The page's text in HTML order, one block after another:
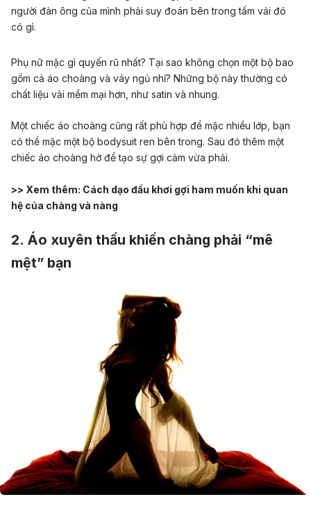
người đàn ông của mình phải suy đoán bên trong tấm vải đó
có gì.
Phụ nữ mặc gì quyến rũ nhất? Tại sao không chọn một bộ bao
gồm cả áo choàng và váy ngủ nhỉ? Những bộ này thường có
chất liệu vải mềm mại hơn, như satin và nhung.
Một chiếc áo choàng cũng rất phù hợp để mặc nhiều lớp, bạn
có thể mặc một bộ bodysuit ren bên trong. Sau đó thêm một
chiếc áo choàng hở để tạo sự gợi cảm vừa phải.
>> Xem thêm: Cách dạo đầu khơi gợi ham muốn khi quan
hệ của chàng và nàng
2. Áo xuyên thấu khiến chàng phải “mê
mệt” bạn